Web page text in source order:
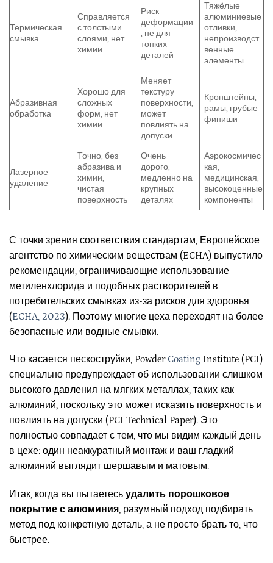
Термическая
смывка
Справляется
с толстыми
слоями, нет
химии
Риск
деформации
, не для
тонких
деталей
Тяжёлые
алюминиевые
отливки,
непроизводст
венные
элементы
Абразивная
обработка
Хорошо для
сложных
форм, нет
химии
Меняет
текстуру
поверхности,
может
повлиять на
допуски
Кронштейны,
рамы, грубые
финиши
Лазерное
удаление
Точно, без
абразива и
химии,
чистая
поверхность
Очень
дорого,
медленно на
крупных
деталях
Аэрокосмичес
кая,
медицинская,
высокоценные
компоненты
С точки зрения соответствия стандартам, Европейское
агентство по химическим веществам (ECHA) выпустило
рекомендации, ограничивающие использование
метиленхлорида и подобных растворителей в
потребительских смывках из-за рисков для здоровья
(ECHA, 2023). Поэтому многие цеха переходят на более
безопасные или водные смывки.
Что касается пескоструйки, Powder Coating Institute (PCI)
специально предупреждает об использовании слишком
высокого давления на мягких металлах, таких как
алюминий, поскольку это может исказить поверхность и
повлиять на допуски (PCI Technical Paper). Это
полностью совпадает с тем, что мы видим каждый день
в цехе: один неаккуратный монтаж и ваш гладкий
алюминий выглядит шершавым и матовым.
Итак, когда вы пытаетесь удалить порошковое
покрытие с алюминия, разумный подход подбирать
метод под конкретную деталь, а не просто брать то, что
быстрее.